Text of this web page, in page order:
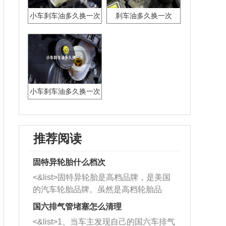
小车刹车油多久换一次
刹车油多久换一次
小车刹车油多久换一次
推荐阅读
固特异轮胎什么档次
<&list>固特异轮胎是高档品牌，是美国
的汽车轮胎品牌。虽然是高档轮胎品
牌，但是中高低端的轮胎都有生产，这
也是为了更好的开拓市场。
国六排气管堵塞怎么清理
<&list>1、当车主发现自己的国六车排气